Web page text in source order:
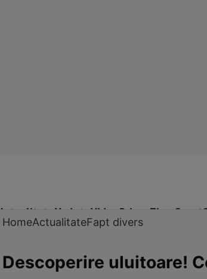
Actualitate Vedete Video Prime Time Sport
HomeActualitateFapt divers
Descoperire uluitoare!